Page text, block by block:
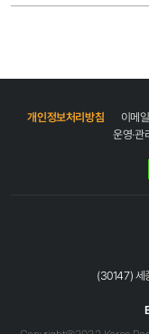
개인정보처리방침 이메
운영·관
(30147) 세